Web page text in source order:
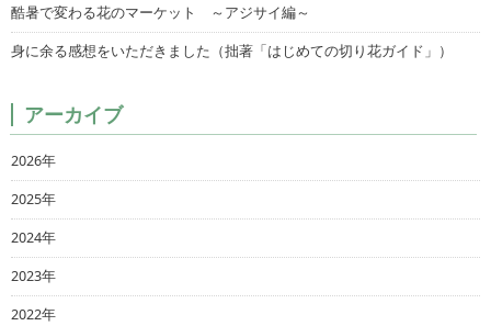
酷暑で変わる花のマーケット ～アジサイ編～
身に余る感想をいただきました（拙著「はじめての切り花ガイド」）
アーカイブ
2026年
2025年
2024年
2023年
2022年